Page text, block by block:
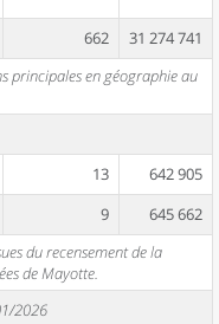
662
31 274 741
principales en géographie au
13
642 905
9
645 662
du recensement de la
de Mayotte.
2026